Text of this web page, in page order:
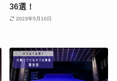
36選！
2023年5月10日